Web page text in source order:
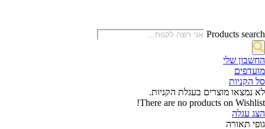
Products search
החשבון שלי‬
‫מועדפים‬‬
סל הקניות
לא נמצאו מוצרים בעגלת הקניות.
There are no products on Wishlist!
הצג עגלה
גופי תאורה